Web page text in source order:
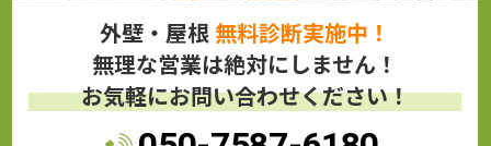
外壁・屋根 無料診断実施中！
無理な営業は絶対にしません！
お気軽にお問い合わせください！